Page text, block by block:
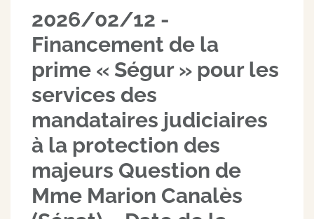
2026/02/12 -
Financement de la
prime « Ségur » pour les
services des
mandataires judiciaires
à la protection des
majeurs Question de
Mme Marion Canalès